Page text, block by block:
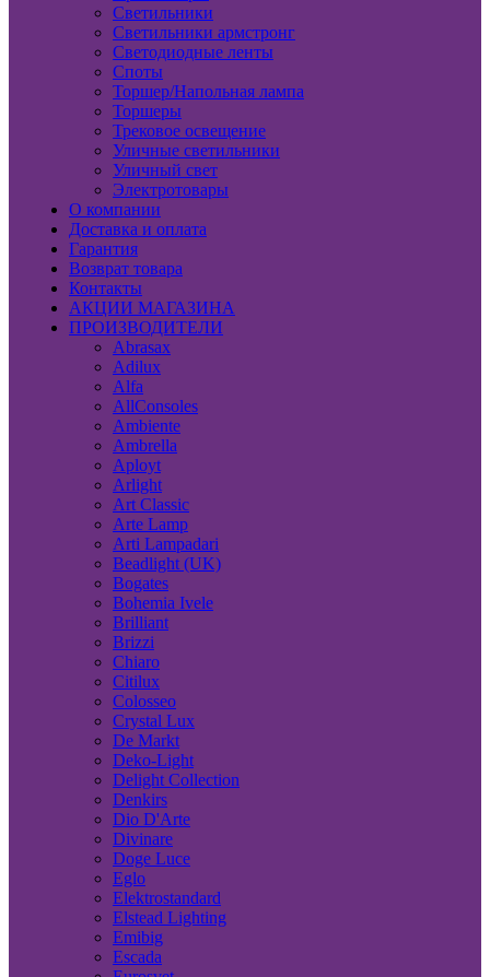
Светильники
Светильники армстронг
Светодиодные ленты
Споты
Торшер/Напольная лампа
Торшеры
Трековое освещение
Уличные светильники
Уличный свет
Электротовары
О компании
Доставка и оплата
Гарантия
Возврат товара
Контакты
АКЦИИ МАГАЗИНА
ПРОИЗВОДИТЕЛИ
Abrasax
Adilux
Alfa
AllConsoles
Ambiente
Ambrella
Aployt
Arlight
Art Classic
Arte Lamp
Arti Lampadari
Beadlight (UK)
Bogates
Bohemia Ivele
Brilliant
Brizzi
Chiaro
Citilux
Colosseo
Crystal Lux
De Markt
Deko-Light
Delight Collection
Denkirs
Dio D'Arte
Divinare
Doge Luce
Eglo
Elektrostandard
Elstead Lighting
Emibig
Escada